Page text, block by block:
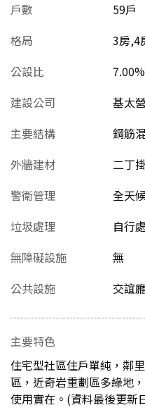
戶數
59戶
格局
3房,4
公設比
建設公司
基太
主要結構
鋼筋
外牆建材
二丁
警衛管理
全天候
垃圾處理
自行
無障礙設施
無
公共設施
交誼
主要特色
住宅型社區住戶單純，鄰
區，近奇岩重劃區多綠地
使用實在。(資料最後更新